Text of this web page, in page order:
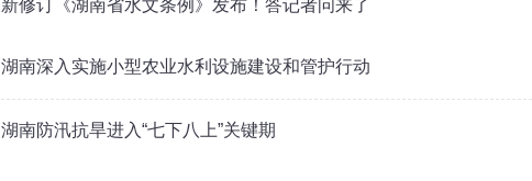
新修订《湖南省水文条例》发布！答记者问来了
湖南深入实施小型农业水利设施建设和管护行动
湖南防汛抗旱进入“七下八上”关键期